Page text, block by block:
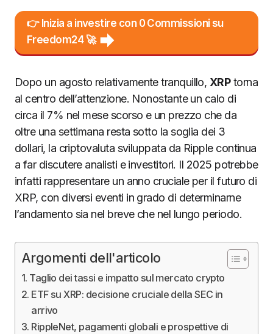
👉 Inizia a investire con 0 Commissioni su
Freedom24 🚀
Dopo un agosto relativamente tranquillo, XRPtorna
al centro dell’attenzione. Nonostante un calo di
circa il 7% nel mese scorso e un prezzo che da
oltre una settimana resta sotto la soglia dei 3
dollari, la criptovaluta sviluppata da Ripple continua
a far discutere analisti e investitori. Il 2025 potrebbe
infatti rappresentare un anno cruciale per il futuro di
XRP, con diversi eventi in grado di determinarne
l’andamento sia nel breve che nel lungo periodo.
Argomenti dell'articolo
Taglio dei tassi e impatto sul mercato crypto
ETF su XRP: decisione cruciale della SEC in
arrivo
RippleNet, pagamenti globali e prospettive di